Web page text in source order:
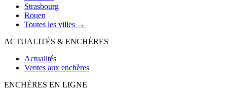
Strasbourg
Rouen
Toutes les villes →
ACTUALITÉS & ENCHÈRES
Actualités
Ventes aux enchères
ENCHÈRES EN LIGNE